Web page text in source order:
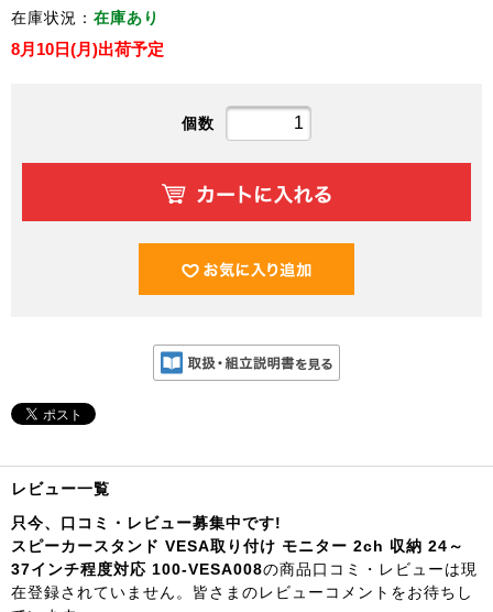
在庫状況： 在庫あり
8月10日(月)出荷予定
個数
レビュー一覧
只今、口コミ・レビュー募集中です!
スピーカースタンド VESA取り付け モニター 2ch 収納 24～
37インチ程度対応 100-VESA008の商品口コミ・レビューは現
在登録されていません。皆さまのレビューコメントをお待ちし